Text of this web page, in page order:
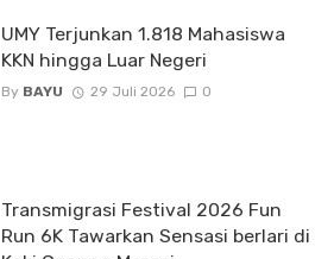
UMY Terjunkan 1.818 Mahasiswa
KKN hingga Luar Negeri
By BAYU 29 Juli 2026 0
Transmigrasi Festival 2026 Fun
Run 6K Tawarkan Sensasi berlari di